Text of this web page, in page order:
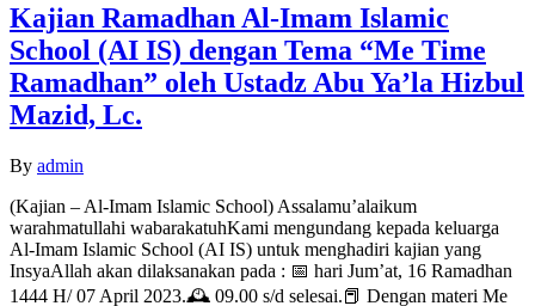
Kajian Ramadhan Al-Imam Islamic
School (AI IS) dengan Tema “Me Time
Ramadhan” oleh Ustadz Abu Ya’la Hizbul
Mazid, Lc.
By admin
(Kajian – Al-Imam Islamic School) Assalamu’alaikum
warahmatullahi wabarakatuhKami mengundang kepada keluarga
Al-Imam Islamic School (AI IS) untuk menghadiri kajian yang
InsyaAllah akan dilaksanakan pada : 📅 hari Jum’at, 16 Ramadhan
1444 H/ 07 April 2023.🕰️ 09.00 s/d selesai.📕 Dengan materi Me